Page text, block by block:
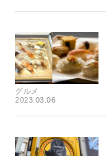
グルメ
2023.03.06